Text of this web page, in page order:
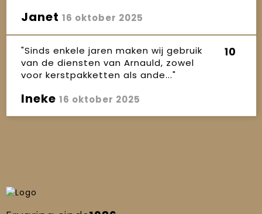
Janet 16 oktober 2025
"Sinds enkele jaren maken wij gebruik
van de diensten van Arnauld, zowel
voor kerstpakketten als ande..."
10
Ineke 16 oktober 2025